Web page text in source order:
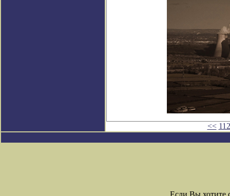
<<